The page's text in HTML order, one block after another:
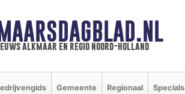
alkmaar en regio noord-holland
Gemeente Regionaal Specials